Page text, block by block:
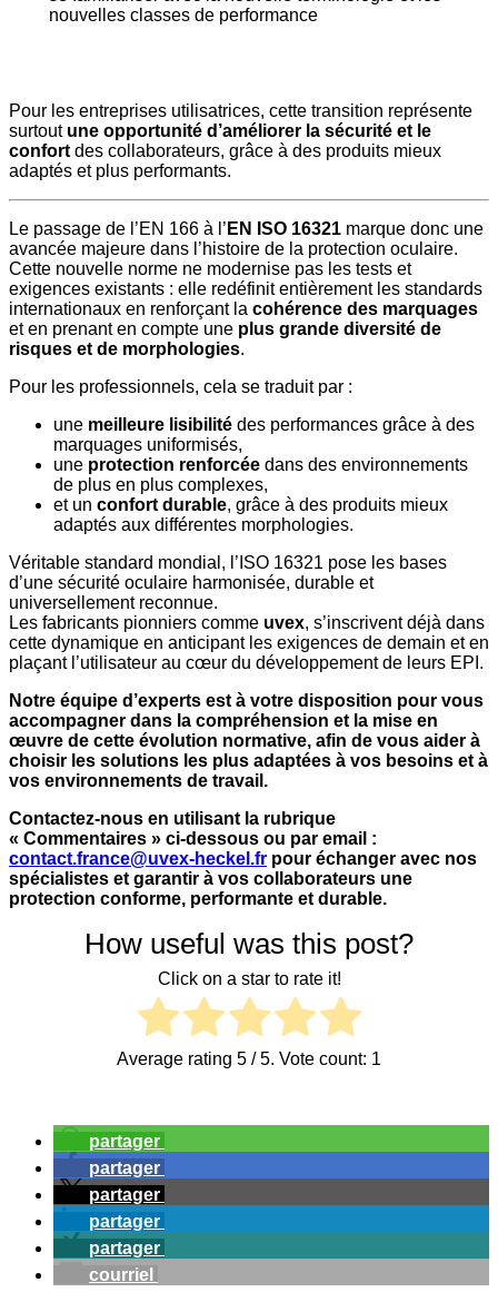
nouvelles classes de performance
Pour les entreprises utilisatrices, cette transition représente
surtout une opportunité d’améliorer la sécurité et le
confortdes collaborateurs, grâce à des produits mieux
adaptés et plus performants.
Le passage de l’EN 166 à l’ EN ISO 16321 marque donc une
avancée majeure dans l’histoire de la protection oculaire.
Cette nouvelle norme ne modernise pas les tests et
exigences existants : elle redéfinit entièrement les standards
internationaux en renforçant la cohérence des marquages
et en prenant en compte une plus grande diversité de
risques et de morphologies.
Pour les professionnels, cela se traduit par :
une meilleure lisibilité des performances grâce à des
marquages uniformisés,
une protection renforcée dans des environnements
de plus en plus complexes,
et un confort durable, grâce à des produits mieux
adaptés aux différentes morphologies.
Véritable standard mondial, l’ISO 16321 pose les bases
d’une sécurité oculaire harmonisée, durable et
universellement reconnue.
Les fabricants pionniers comme uvex, s’inscrivent déjà dans
cette dynamique en anticipant les exigences de demain et en
plaçant l’utilisateur au cœur du développement de leurs EPI.
Notre équipe d’experts est à votre disposition pour vous
accompagner dans la compréhension et la mise en
œuvre de cette évolution normative, afin de vous aider à
choisir les solutions les plus adaptées à vos besoins et à
vos environnements de travail.
Contactez-nous en utilisant la rubrique
« Commentaires » ci-dessous ou par email :
contact.france@uvex-heckel.fr pour échanger avec nos
spécialistes et garantir à vos collaborateurs une
protection conforme, performante et durable.
How useful was this post?
Click on a star to rate it!
Average rating 5 / 5. Vote count: 1
partager
partager
partager
partager
partager
courriel